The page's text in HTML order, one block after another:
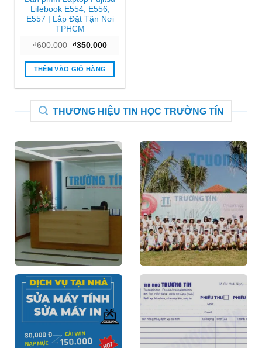
Lifebook E554, E556,
E557 | Lắp Đặt Tận Nơi
TPHCM
₫600.000 Giá
là:
₫600.000.
₫350.000Giá
tại
₫350.000.
THÊM VÀO GIỎ HÀNG
THƯƠNG HIỆU TIN HỌC TRƯỜNG TÍN